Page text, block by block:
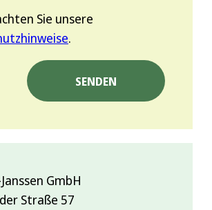
GmbH
Straße 57
Sie unsere
.